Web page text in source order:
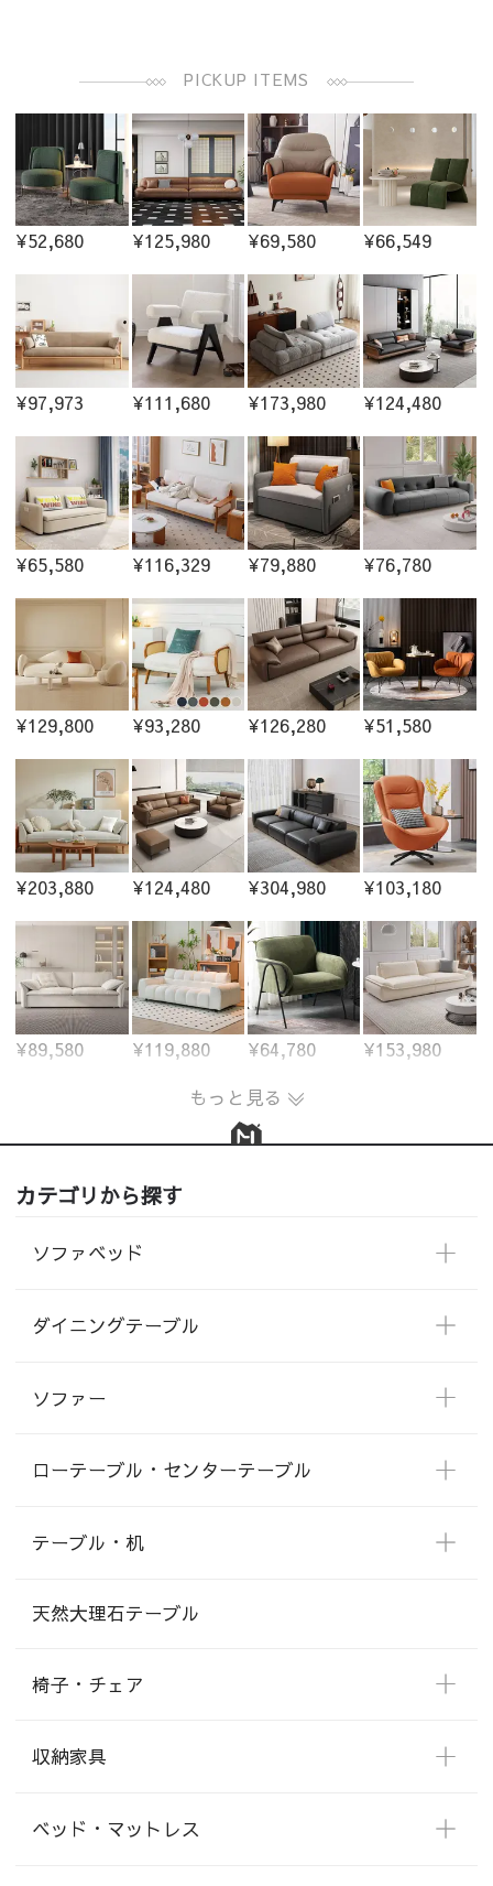
PICKUP ITEMS
¥52,680 ¥125,980 ¥69,580 ¥66,549
¥97,973 ¥111,680 ¥173,980 ¥124,480
¥65,580 ¥116,329 ¥79,880 ¥76,780
¥129,800 ¥93,280 ¥126,280 ¥51,580
¥203,880 ¥124,480 ¥304,980 ¥103,180
¥89,580 ¥119,880 ¥64,780
¥153,980
もっと見る
カテゴリから探す
ソファベッド
ダイニングテーブル
ソファー
ローテーブル・センターテーブル
テーブル・机
天然大理石テーブル
椅子・チェア
収納家具
ベッド・マットレス